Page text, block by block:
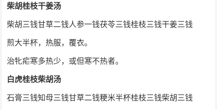
柴胡桂枝干姜汤
柴胡三钱甘草二钱人参一钱茯苓三钱桂枝三钱干姜三钱
煎大半杯，热服，覆衣。
治牝疟寒多热少，或但寒不热者。
白虎桂枝柴胡汤
石膏三钱知母三钱甘草二钱粳米半杯桂枝三钱柴胡三钱